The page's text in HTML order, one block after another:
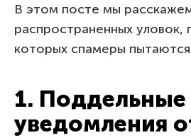
В этом посте мы
распространенных
которых спамеры
1. Поддельные
уведомления